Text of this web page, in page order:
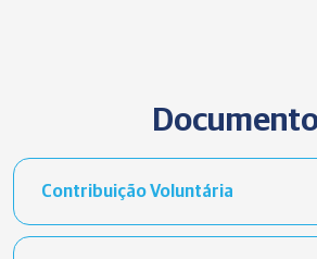
Contribuição Voluntária